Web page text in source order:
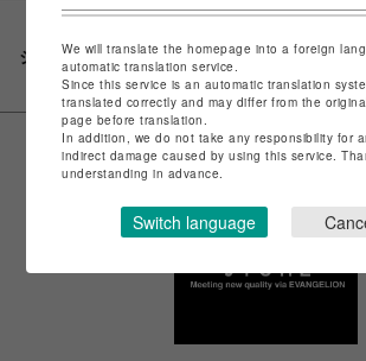
シェアするWe will translate the homepage into a foreign
automatic translation service.
Since this service is an automatic translation
translated correctly and may differ from the
page before translation.
In addition, we do not take any responsibility for
indirect damage caused by using this service.
understanding in advance.
Switch language